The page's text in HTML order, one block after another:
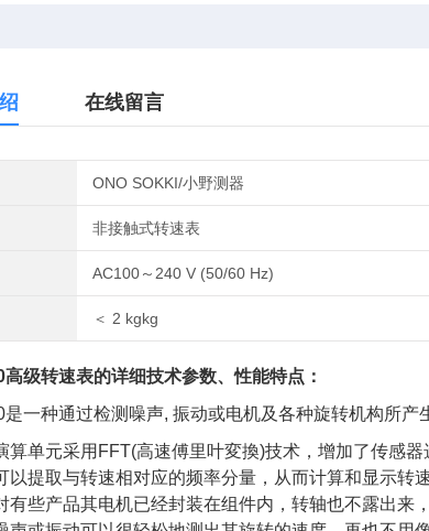
在线留言
ONO SOKKI/小野测器
非接触式转速表
AC100～240 V (50/60 Hz)
＜ 2 kgkg
高级转速表的详细技术参数、性能特点：
是一种通过检测噪声, 振动或电机及各种旋转机构所产
算单元采用FFT(高速傅里叶変換)技术，增加了传感
以提取与转速相对应的频率分量，从而计算和显示转速
有些产品其电机已经封装在组件内，转轴也不露出来